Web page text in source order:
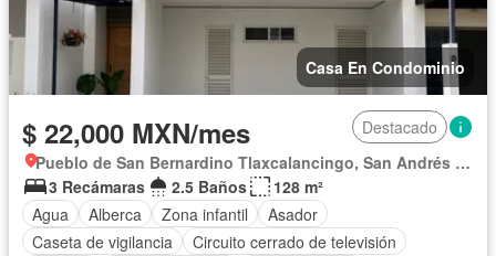
Casa En Condominio
$ 22,000 MXN/mes
Destacado
Pueblo de San Bernardino Tlaxcalancingo, San Andrés Cholula
3 Recámaras
2.5 Baños
128 m²
Agua
Alberca Zona infantil
Asador
Caseta de vigilancia
Circuito cerrado de televisión